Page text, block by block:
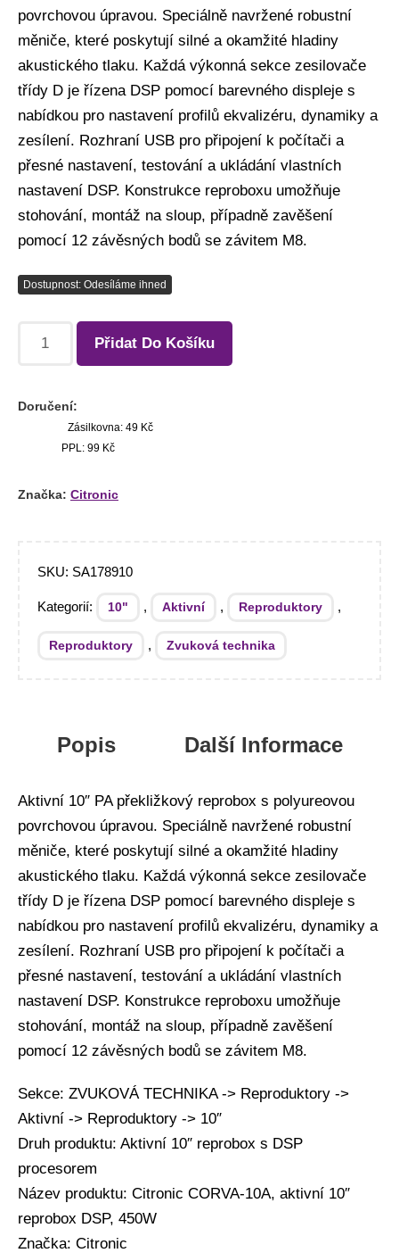
povrchovou úpravou. Speciálně navržené robustní
měniče, které poskytují silné a okamžité hladiny
akustického tlaku. Každá výkonná sekce zesilovače
třídy D je řízena DSP pomocí barevného displeje s
nabídkou pro nastavení profilů ekvalizéru, dynamiky a
zesílení. Rozhraní USB pro připojení k počítači a
přesné nastavení, testování a ukládání vlastních
nastavení DSP. Konstrukce reproboxu umožňuje
stohování, montáž na sloup, případně zavěšení
pomocí 12 závěsných bodů se závitem M8.
Dostupnost: Odesíláme ihned
Přidat Do Košíku
Doručení:
Zásilkovna: 49 Kč
PPL: 99 Kč
Značka: Citronic
SKU: SA178910
Kategorií: 10" , Aktivní , Reproduktory ,
Reproduktory , Zvuková technika
Popis Další Informace
Aktivní 10″ PA překližkový reprobox s polyureovou
povrchovou úpravou. Speciálně navržené robustní
měniče, které poskytují silné a okamžité hladiny
akustického tlaku. Každá výkonná sekce zesilovače
třídy D je řízena DSP pomocí barevného displeje s
nabídkou pro nastavení profilů ekvalizéru, dynamiky a
zesílení. Rozhraní USB pro připojení k počítači a
přesné nastavení, testování a ukládání vlastních
nastavení DSP. Konstrukce reproboxu umožňuje
stohování, montáž na sloup, případně zavěšení
pomocí 12 závěsných bodů se závitem M8.
Sekce: ZVUKOVÁ TECHNIKA -> Reproduktory ->
Aktivní -> Reproduktory -> 10″
Druh produktu: Aktivní 10″ reprobox s DSP
procesorem
Název produktu: Citronic CORVA-10A, aktivní 10″
reprobox DSP, 450W
Značka: Citronic